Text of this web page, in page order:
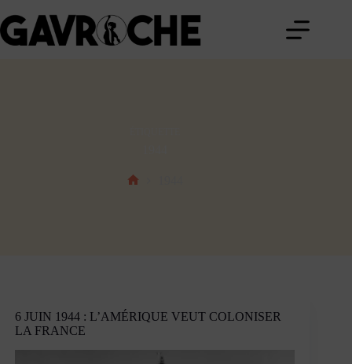
au
contenu
6 JUIN 1944 : L’AMÉRIQUE VEUT COLONISER
LA FRANCE